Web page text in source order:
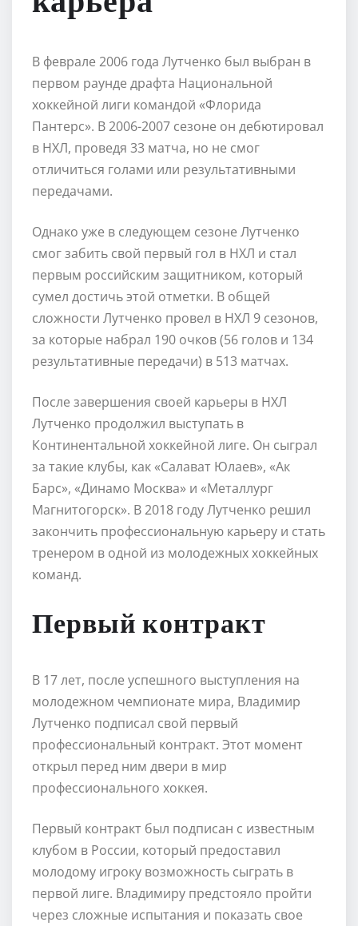
В феврале 2006 года Лутченко был выбран в
первом раунде драфта Национальной
хоккейной лиги командой «Флорида
Пантерс». В 2006-2007 сезоне он дебютировал
в НХЛ, проведя 33 матча, но не смог
отличиться голами или результативными
передачами.
Однако уже в следующем сезоне Лутченко
смог забить свой первый гол в НХЛ и стал
первым российским защитником, который
сумел достичь этой отметки. В общей
сложности Лутченко провел в НХЛ 9 сезонов,
за которые набрал 190 очков (56 голов и 134
результативные передачи) в 513 матчах.
После завершения своей карьеры в НХЛ
Лутченко продолжил выступать в
Континентальной хоккейной лиге. Он сыграл
за такие клубы, как «Салават Юлаев», «Ак
Барс», «Динамо Москва» и «Металлург
Магнитогорск». В 2018 году Лутченко решил
закончить профессиональную карьеру и стать
тренером в одной из молодежных хоккейных
команд.
Первый контракт
В 17 лет, после успешного выступления на
молодежном чемпионате мира, Владимир
Лутченко подписал свой первый
профессиональный контракт. Этот момент
открыл перед ним двери в мир
профессионального хоккея.
Первый контракт был подписан с известным
клубом в России, который предоставил
молодому игроку возможность сыграть в
первой лиге. Владимиру предстояло пройти
через сложные испытания и показать свое